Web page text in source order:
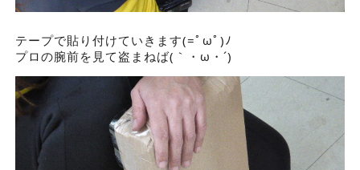
テープで貼り付けていきます(=ﾟωﾟ)ﾉ
プロの腕前を見て盗まねば(｀・ω・´)